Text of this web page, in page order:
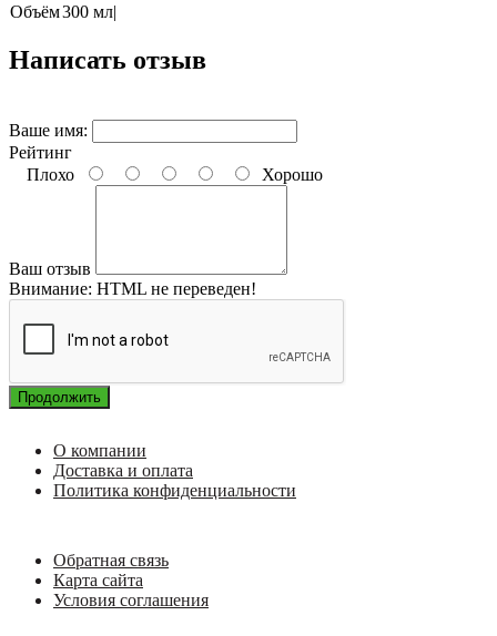
Объём300 мл|
Написать отзыв
Ваше имя:
Рейтинг
Плохо
Хорошо
Ваш отзыв
Внимание: HTML не переведен!
Продолжить
О компании
Доставка и оплата
Политика конфиденциальности
Обратная связь
Карта сайта
Условия соглашения